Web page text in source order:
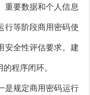
重要数据和个人信息
行等阶段商用密码使
安全性评估要求。建
程序闭环。
是规定商用密码运行